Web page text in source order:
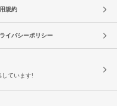
規約
イバシーポリシー
しています!